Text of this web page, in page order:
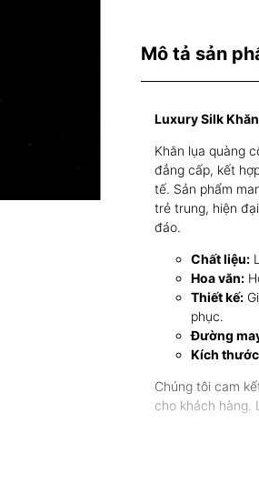
Mô tả sản
Luxury Silk
Khăn lụa quàng
đẳng cấp, kết
tế. Sản phẩm
trẻ trung, hiện
đáo.
Chất liệu:
Hoa văn:
Thiết kế:
phục.
Đường
Kích
Chúng tôi cam
cho khách hàng.